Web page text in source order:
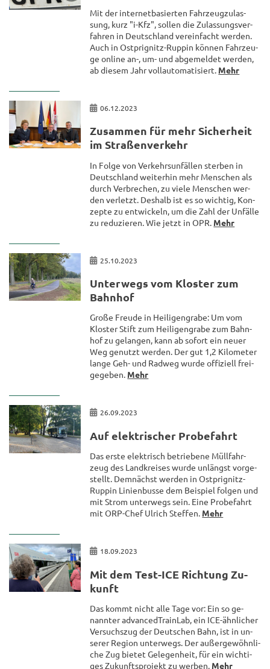
Mit der in­ter­net­ba­sier­ten Fahr­zeug­zu­las­
sung, kurz "i-Kfz", sol­len die Zu­las­sungs­ver­
fah­ren in Deutsch­land ver­ein­facht wer­den.
Auch in Ostprignitz-​Ruppin kön­nen Fahr­zeu­
ge on­line an-, um- und ab­ge­mel­det wer­den,
ab die­sem Jahr voll­au­to­ma­ti­siert. Mehr
06.12.2023
Zu­sam­men für mehr Si­cher­heit
im Stra­ßen­ver­kehr
In Folge von Ver­kehrs­un­fäl­len ster­ben in
Deutsch­land wei­ter­hin mehr Men­schen als
durch Ver­bre­chen, zu viele Men­schen wer­
den ver­letzt. Des­halb ist es so wich­tig, Kon­
zep­te zu ent­wi­ckeln, um die Zahl der Un­fäl­le
zu re­du­zie­ren. Wie jetzt in OPR. Mehr
25.10.2023
Un­ter­wegs vom Klos­ter zum
Bahn­hof
Große Freu­de in Hei­li­gen­gra­be: Um vom
Klos­ter Stift zum Hei­li­gen­gra­be zum Bahn­
hof zu ge­lan­gen, kann ab so­fort ein neuer
Weg ge­nutzt wer­den. Der gut 1,2 Ki­lo­me­ter
lange Geh- und Rad­weg wurde of­fi­zi­ell frei­
ge­ge­ben. Mehr
26.09.2023
Auf elek­tri­scher Pro­be­fahrt
Das erste elek­trisch be­trie­be­ne Müll­fahr­
zeug des Land­krei­ses wurde un­längst vor­ge­
stellt. Dem­nächst wer­den in Ostprignitz-​
Ruppin Li­ni­en­bus­se dem Bei­spiel fol­gen und
mit Strom un­ter­wegs sein. Eine Pro­be­fahrt
mit ORP-​Chef Ul­rich Stef­fen. Mehr
18.09.2023
Mit dem Test-​ICE Rich­tung Zu­
kunft
Das kommt nicht alle Tage vor: Ein so ge­
nann­ter ad­van­ced­Train­Lab, ein ICE-​ähnlicher
Ver­suchs­zug der Deut­schen Bahn, ist in un­
se­rer Re­gi­on un­ter­wegs. Der au­ßer­ge­wöhn­li­
che Zug bie­tet Ge­le­gen­heit, für ein wich­ti­
ges Zu­kunfts­pro­jekt zu wer­ben. Mehr